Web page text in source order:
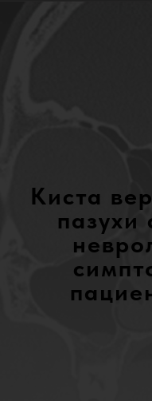
Киста
пазухи